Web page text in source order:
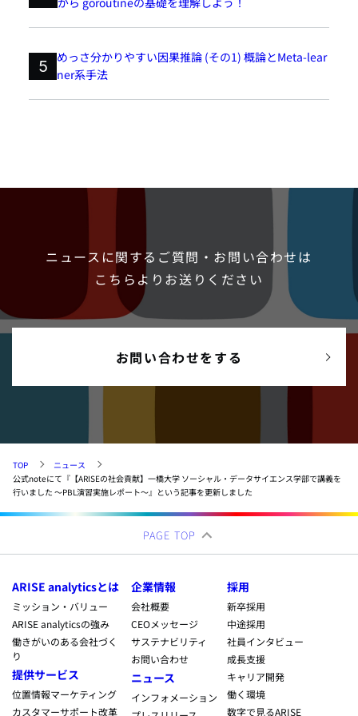
5
めっさ分かりやすい因果推論 (その1) 概論とMeta-lear
ner系手法
ニュースに関するご質問・お問い合わせは
こちらよりお送りください
お問い合わせをする
TOP
ニュース
公式noteにて『【ARISEの社会貢献】一橋大学 ソーシャル・データサイエンス学部で講義を
行いました ～PBL演習実施レポート～』という記事を更新しました
PAGE TOP
ARISE analyticsとは
ミッション・バリュー
ARISE analyticsの強み
働きがいのある会社づく
り
提供サービス
位置情報マーケティング
カスタマーサポート改革
企業情報
会社概要
CEOメッセージ
サステナビリティ
お問い合わせ
ニュース
インフォメーション
採用
新卒採用
中途採用
社員インタビュー
成長支援
キャリア開発
働く環境
数字で見るARISE